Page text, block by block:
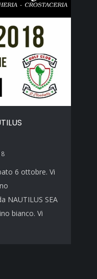
6 ottobre. Vi
NAUTILUS SEA
bianco. Vi